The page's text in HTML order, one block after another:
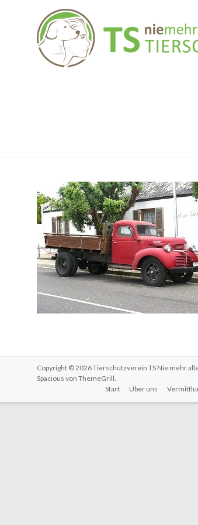
Copyright © 2026Tierschutzverein TS Nie mehr
Spacious von ThemeGrill.
Start
Über uns